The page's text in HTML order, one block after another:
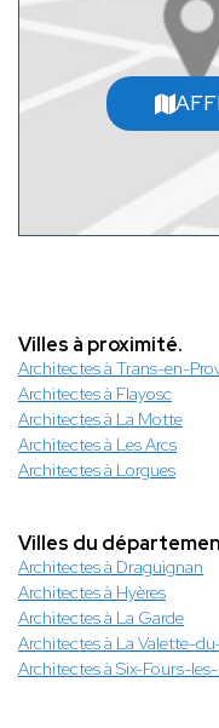
Villes à proximité.
Architectes à Trans-en-
Architectes à Flayosc
Architectes à La Motte
Architectes à Les Arcs
Architectes à Lorgues
Villes du
Architectes à Draguignan
Architectes à Hyères
Architectes à La Garde
Architectes à La Valette-
Architectes à Six-Fours-